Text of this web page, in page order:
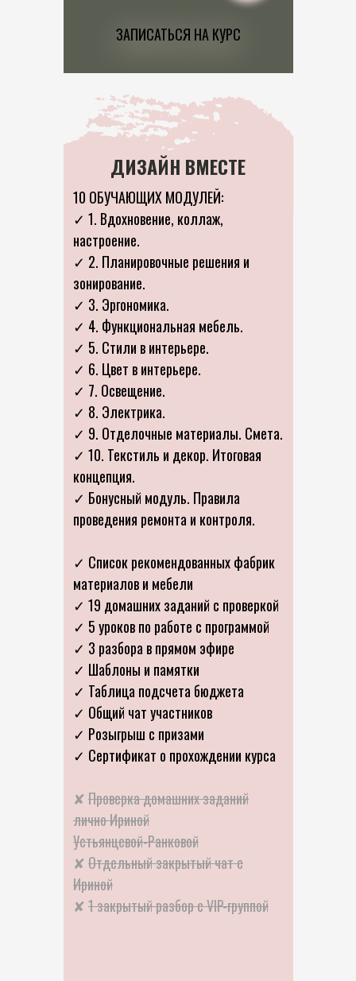
ЗАПИСАТЬСЯ НА КУРС
ДИЗАЙН ВМЕСТЕ
10 ОБУЧАЮЩИХ МОДУЛЕЙ:
✓ 1. Вдохновение, коллаж,
настроение.
✓ 2. Планировочные решения и
зонирование.
✓ 3. Эргономика.
✓ 4. Функциональная мебель.
✓ 5. Стили в интерьере.
✓ 6. Цвет в интерьере.
✓ 7. Освещение.
✓ 8. Электрика.
✓ 9. Отделочные материалы. Смета.
✓ 10. Текстиль и декор. Итоговая
концепция.
✓ Бонусный модуль. Правила
проведения ремонта и контроля.
✓ Список рекомендованных фабрик
материалов и мебели
✓ 19 домашних заданий с проверкой
✓ 5 уроков по работе с программой
✓ 3 разбора в прямом эфире
✓ Шаблоны и памятки
✓ Таблица подсчета бюджета
✓ Общий чат участников
✓ Розыгрыш с призами
✓ Сертификат о прохождении курса
✘Проверка домашних заданий
лично Ириной
Устьянцевой-Ранковой
✘Отдельный закрытый чат с
Ириной
✘1 закрытый разбор с VIP-группой